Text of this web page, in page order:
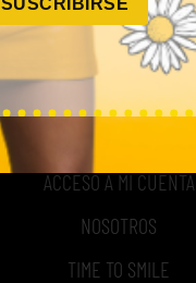
MI CUENTA
ACCESO A MI CUENTA
NOSOTROS
TIME TO SMILE